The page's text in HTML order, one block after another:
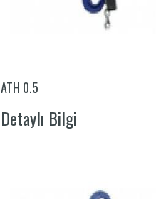
ATH 0.5
Detaylı Bilgi